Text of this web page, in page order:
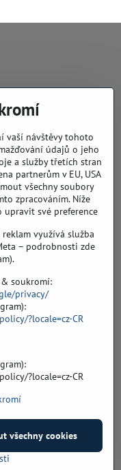
DOMLUVĚ
ochrany soukromí
vaší návštěvy tohoto
údajů o jeho
a služby třetích stran
partnerům v EU, USA
všechny soubory
zpracováním. Níže
své preference
využívá služba
– podrobnosti zde
soukromí:
privacy/
?locale=cz-CR
?locale=cz-CR
všechny cookies